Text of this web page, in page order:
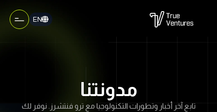
EN
مدونتنا
تابع آخر أخبار وتطورات التكنولوجيا مع ترو فنتشرز. نوفر لك